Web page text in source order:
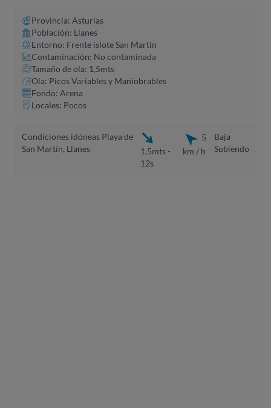
Provincia: Asturias
Población: Llanes
Entorno: Frente islote San Martin
Contaminación: No contaminada
Tamaño de ola: 1,5mts
Ola: Picos Variables y Maniobrables
Fondo: Arena
Locales: Pocos
Condiciones idóneas Playa de
San Martín, Llanes
1,5mts -
12s
5
km / h
Baja
Subiendo